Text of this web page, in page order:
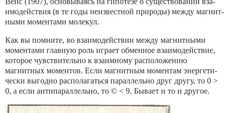
имодействия (в те годы неиз­вестной природы) между магнит­
ными моментами молекул.
Как вы помните, во взаимо­действии между магнитными
моментами главную роль играет обмен­ное взаимодействие,
которое чувствительно к взаимному располо­жению
магнитных моментов. Если магнитным моментам энергети­
чески выгодно располагаться параллельно друг другу, то 0 >
0, а если антипараллельно, то © < 9. Бывает и то и другое.